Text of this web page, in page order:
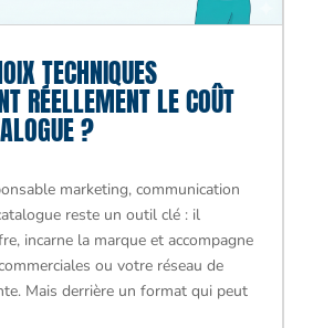
TECHNIQUES
RÉELLEMENT LE COÛT
?
marketing, communication
reste un outil clé : il
incarne la marque et accompagne
ou votre réseau de
Mais derrière un format qui peut